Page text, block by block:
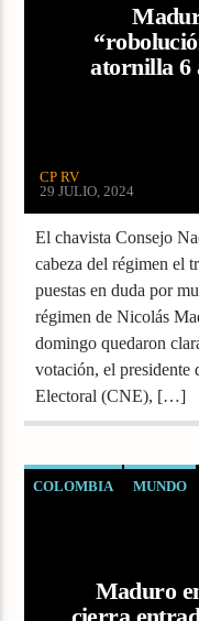
atornilla 6
CP RV
29 JULIO, 2024
El chavista Consejo
cabeza del régimen el
puestas en duda por
régimen de Nicolás
domingo quedaron
votación, el presidente
Electoral (CNE), […]
COLOMBIA MUNDO
Maduro